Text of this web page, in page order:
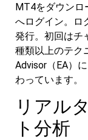
MT4をダウンロ
へログイン。ロ
発行。初回はチ
種類以上のテク
Advisor（EA）
わっています。
リアル
ト分析